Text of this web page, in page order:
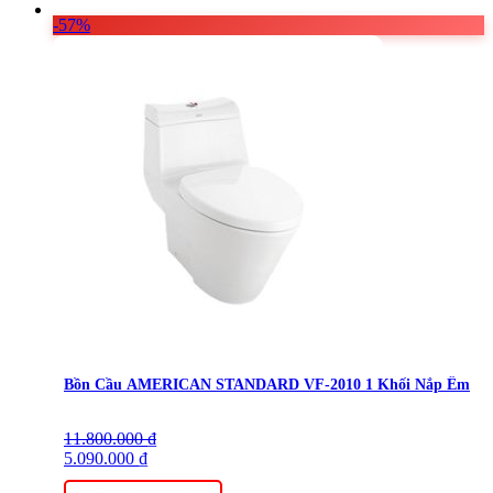
-57%
Bồn Cầu AMERICAN STANDARD VF-2010 1 Khối Nắp Êm
11.800.000₫
Giá
gốc
là:
5.090.000 ₫
Giá
hiện
tại